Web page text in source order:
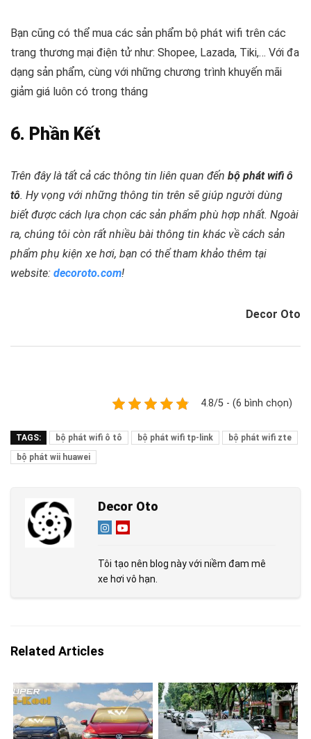
Bạn cũng có thể mua các sản phẩm bộ phát wifi trên các
trang thương mại điện tử như: Shopee, Lazada, Tiki,… Với đa
dạng sản phẩm, cùng với những chương trình khuyến mãi
giảm giá luôn có trong tháng
6. Phần Kết
Trên đây là tất cả các thông tin liên quan đến bộ phát wifi ô
tô. Hy vọng với những thông tin trên sẽ giúp người dùng
biết được cách lựa chọn các sản phẩm phù hợp nhất. Ngoài
ra, chúng tôi còn rất nhiều bài thông tin khác về cách sản
phẩm phụ kiện xe hơi, bạn có thể tham khảo thêm tại
website: decoroto.com!
Decor Oto
4.8/5 - (6 bình chọn)
TAGS: bộ phát wifi ô tô bộ phát wifi tp-link
bộ phát wifi zte
bộ phát wii huawei
Decor Oto
Tôi tạo nên blog này với niềm đam mê
xe hơi vô hạn.
Related Articles